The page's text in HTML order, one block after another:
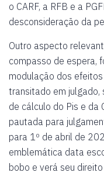
o CARF, a RFB e a
desconsideração da
Outro aspecto
compasso de espera,
modulação dos
transitado em julgado,
de cálculo do Pis e da
pautada para
para 1º de abril de
emblemática data
bobo e verá seu